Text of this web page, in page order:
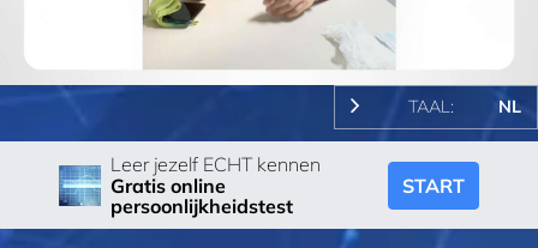
Video
TAAL: NL
Leer jezelf ECHT kennen
Gratis online
persoonlijkheidstest
START